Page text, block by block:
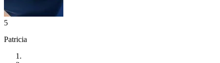
5
Patricia